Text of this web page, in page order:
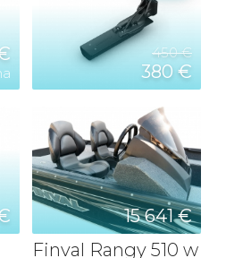
450 €
380 €
15 641 €
Finval Rangy 510 w